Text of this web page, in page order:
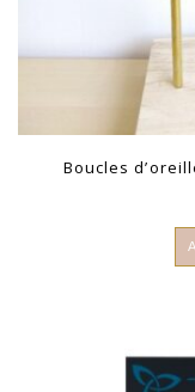
Boucles